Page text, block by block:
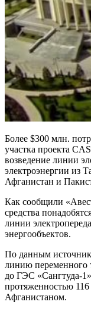
Более $300 млн.
участка проекта
возведение линии
электроэнергии из
Афганистан и
Как сообщили
средства
линии
энергообъектов.
По данным
линию переменного
до ГЭС «Сангтуда-
протяженностью
Афганистаном.